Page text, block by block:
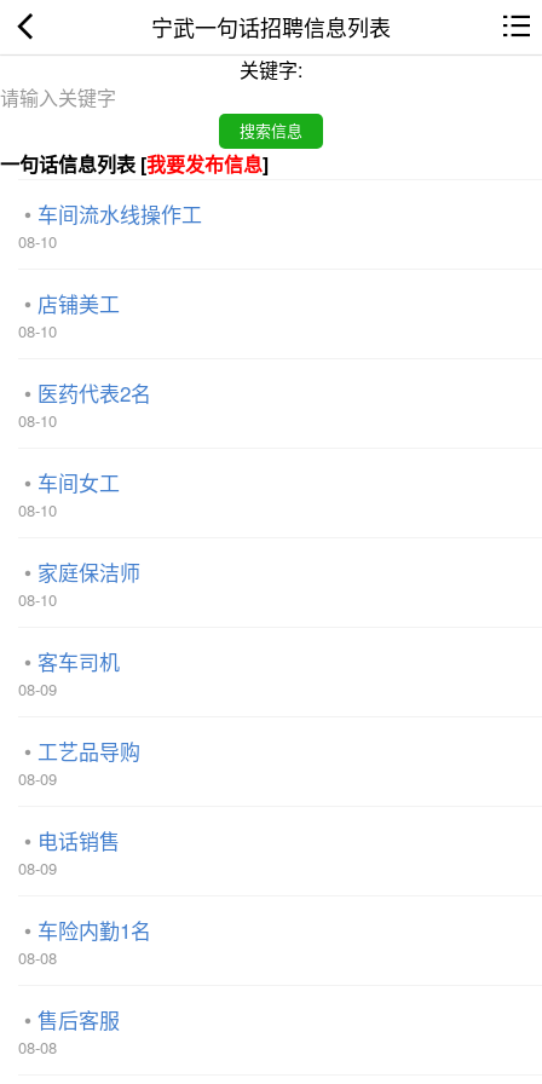
宁武一句话招聘信息列表
关键字:
一句话信息列表 [我要发布信息]
车间流水线操作工
08-10
店铺美工
08-10
医药代表2名
08-10
车间女工
08-10
家庭保洁师
08-10
客车司机
08-09
工艺品导购
08-09
电话销售
08-09
车险内勤1名
08-08
售后客服
08-08